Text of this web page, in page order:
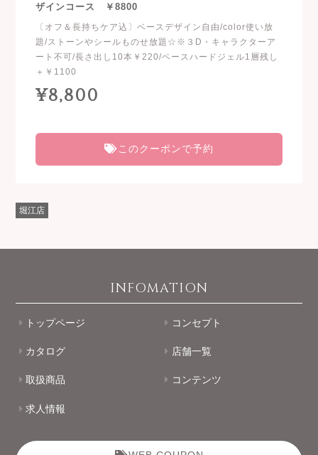
ザインコース ￥8800
〔オフ＆長持ちケア込〕ベースデザイン自由/color使い放
題/ストーンやシールものせ放題☆※３D・キャラクターア
ート不可/長さ出し10本￥220/ベースハードジェル1層残し
＋￥1100
¥8,800
このクーポンで予約
堀江店
INFOMATION
トップページ コンセプト
カタログ 店舗一覧
取扱商品 コンテンツ
求人情報